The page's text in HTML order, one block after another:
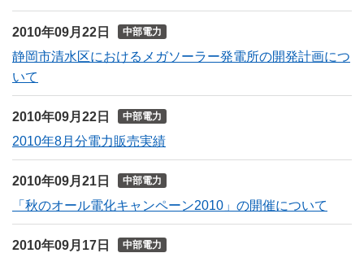
2010年09月22日 中部電力
静岡市清水区におけるメガソーラー発電所の開発計画につ
いて
2010年09月22日 中部電力
2010年8月分電力販売実績
2010年09月21日 中部電力
「秋のオール電化キャンペーン2010」の開催について
2010年09月17日 中部電力